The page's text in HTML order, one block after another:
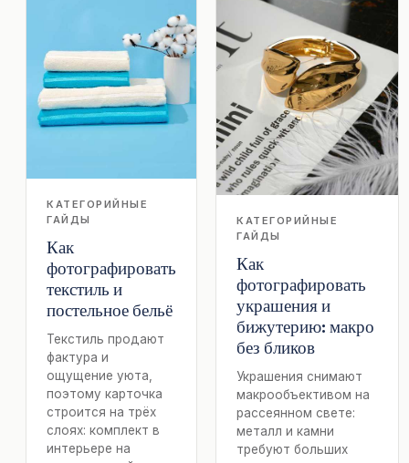
КАТЕГОРИЙНЫЕ
ГАЙДЫ
Как
фотографировать
текстиль и
постельное бельё
Текстиль продают
фактура и
ощущение уюта,
поэтому карточка
строится на трёх
слоях: комплект в
интерьере на
КАТЕГОРИЙНЫЕ
ГАЙДЫ
Как
фотографировать
украшения и
бижутерию: макро
без бликов
Украшения снимают
макрообъективом на
рассеянном свете:
металл и камни
требуют больших